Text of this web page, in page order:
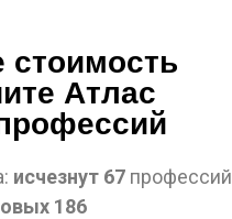
стоимость
Атлас
исчезнут 67профессий
186